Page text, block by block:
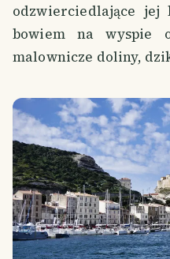
odzwierciedlające jej
bowiem na wyspie
malownicze doliny,